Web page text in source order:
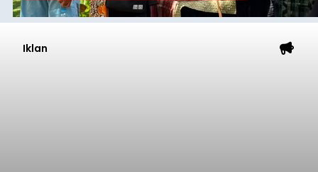
Iklan